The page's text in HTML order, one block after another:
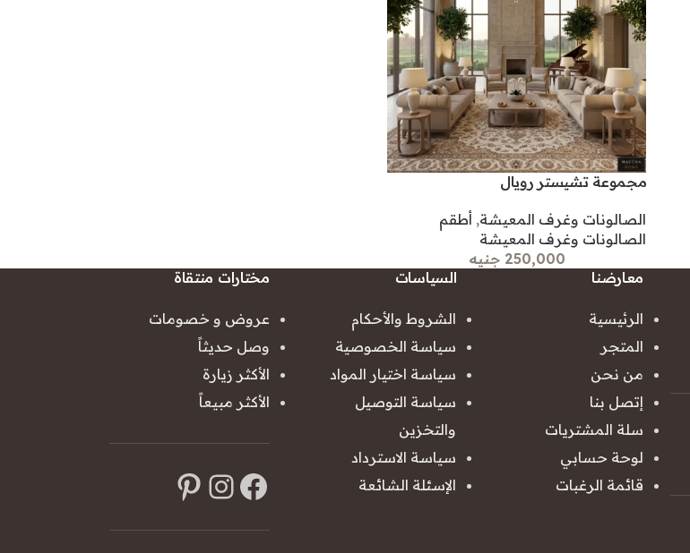
مجموعة تشيستر رويال
الصالونات وغرف المعيشة, أطقم
الصالونات وغرف المعيشة
250,000 جنيه
معارضنا
الرئيسية
المتجر
من نحن
إتصل بنا
سلة المشتريات
لوحة حسابي
قائمة الرغبات
السياسات
الشروط والأحكام
سياسة الخصوصية
سياسة اختيار المواد
سياسة التوصيل
والتخزين
سياسة الاسترداد
الإسئلة الشائعة
مختارات منتقاة
عروض و خصومات
وصل حديثاً
الأكثر زيارة
الأكثر مبيعاً